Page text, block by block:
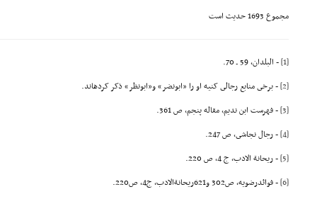
مجموع 1693 حدیث است
[1] - البلدان، 59 ـ 70.
[2] - برخى منابع رجالى کنیه او را «ابونضر» و«ابونظر» ذکر کردهاند.
[3] - فهرست ابن ندیم، مقاله پنجم، ص 361.
[4] - رجال نجاشى، ص 247.
[5] - ریحانة الادب، ج 4، ص 220.
[6] - فوائدرضویه، ص302 و621ریحانةالادب، ج4، ص220.